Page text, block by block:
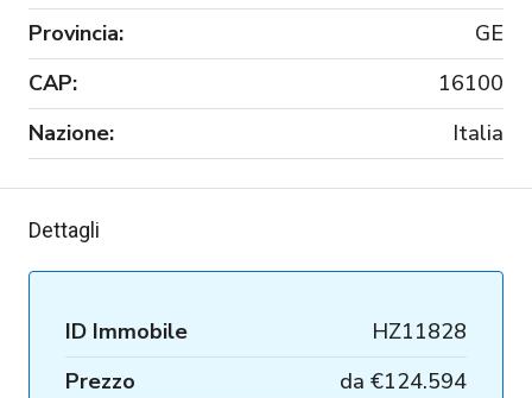
Provincia:
GE
CAP:
16100
Nazione:
Italia
Dettagli
ID Immobile
HZ11828
Prezzo
da €124.594